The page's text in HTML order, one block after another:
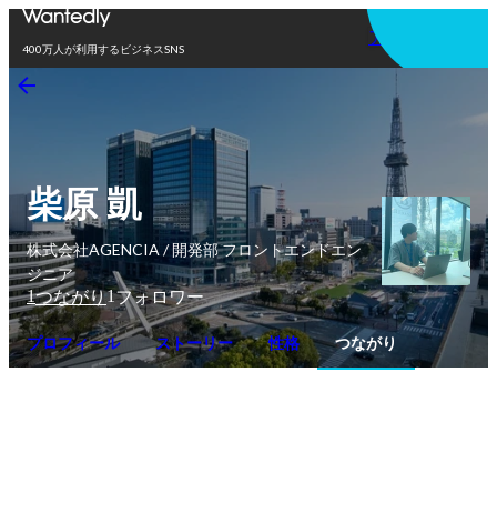
400万人が利用するビジネスSNS
アプリを使う
柴原 凱
株式会社AGENCIA / 開発部 フロントエンドエン
ジニア
1つながり1フォロワー
プロフィール ストーリー 性格 つながり